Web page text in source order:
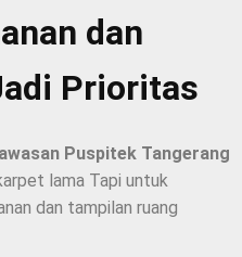
dan
Prioritas
Puspitek Tangerang
lama Tapi untuk
dan tampilan ruang